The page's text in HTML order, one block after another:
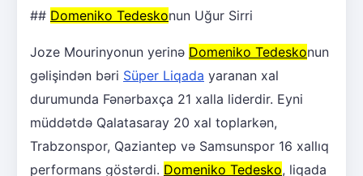
## Domeniko Tedeskonun Uğur Sirri
Joze Mourinyonun yerinə Domeniko Tedeskonun
gəlişindən bəri Süper Liqada yaranan xal
durumunda Fənərbaxça 21 xalla liderdir. Eyni
müddətdə Qalatasaray 20 xal toplarkən,
Trabzonspor, Qaziantep və Samsunspor 16 xallıq
performans göstərdi. Domeniko Tedesko, liqada